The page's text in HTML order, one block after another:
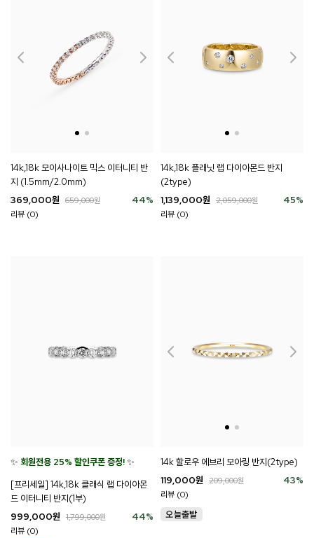
14k,18k 모이사나이트 믹스 이터니티 반
지 (1.5mm/2.0mm)
44%
369,000원 659,000원
리뷰 (0)
14k,18k 플래닛 랩 다이아몬드 반지
(2type)
45%
1,139,000원 2,059,000원
리뷰 (0)
✨ 회원전용 25% 할인쿠폰 증정!✨
[프리세일] 14k,18k 클래식 랩 다이아몬
드 이터니티 반지(1부)
44%
999,000원 1,799,000원
리뷰 (0)
14k 할로우 에브리 모아링 반지(2type)
43%
119,000원 209,000원
리뷰 (0)